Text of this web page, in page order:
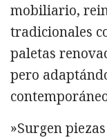
mobiliario,
tradicionales
paletas
pero
»Surgen